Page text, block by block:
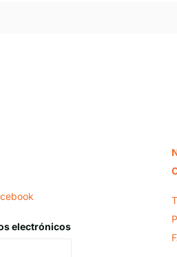
electrónicos